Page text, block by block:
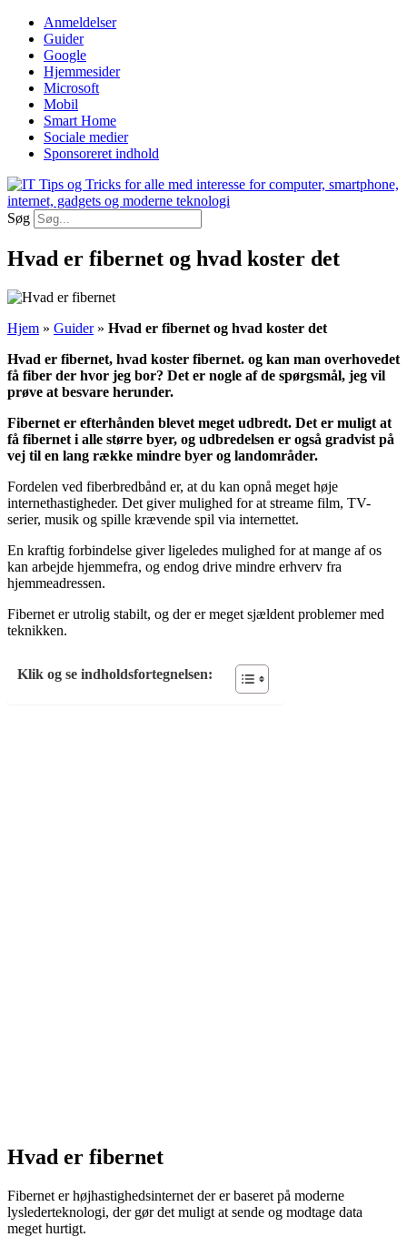
Videre
indhold
Anmeldelser
Guider
Google
Hjemmesider
Microsoft
Mobil
Smart Home
Sociale medier
Sponsoreret indhold
Søg
Hvad er fibernet og hvad koster det
Hjem » Guider» Hvad er fibernet og hvad koster det
Hvad er fibernet, hvad koster fibernet. og kan man overhovedet
få fiber der hvor jeg bor? Det er nogle af de spørgsmål, jeg vil
prøve at besvare herunder.
Fibernet er efterhånden blevet meget udbredt. Det er muligt at
få fibernet i alle større byer, og udbredelsen er også gradvist på
vej til en lang række mindre byer og landområder.
Fordelen ved fiberbredbånd er, at du kan opnå meget høje
internethastigheder. Det giver mulighed for at streame film, TV-
serier, musik og spille krævende spil via internettet.
En kraftig forbindelse giver ligeledes mulighed for at mange af os
kan arbejde hjemmefra, og endog drive mindre erhverv fra
hjemmeadressen.
Fibernet er utrolig stabilt, og der er meget sjældent problemer med
teknikken.
Klik og se indholdsfortegnelsen:
Hvad er fibernet
Fibernet er højhastighedsinternet der er baseret på moderne
lyslederteknologi, der gør det muligt at sende og modtage data
meget hurtigt.